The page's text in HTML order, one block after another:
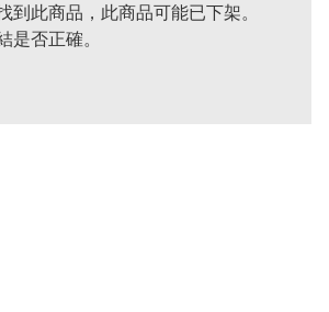
到此商品，此商品可能已下架。
是否正確。